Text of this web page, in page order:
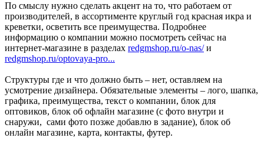
По смыслу нужно сделать акцент на то, что работаем от
производителей, в ассортименте круглый год красная икра и
креветки, осветить все преимущества. Подробнее
информацию о компании можно посмотреть сейчас на
интернет-магазине в разделах redgmshop.ru/o-nas/и
redgmshop.ru/optovaya-pro...
Структуры где и что должно быть – нет, оставляем на
усмотрение дизайнера. Обязательные элементы – лого, шапка,
графика, преимущества, текст о компании, блок для
оптовиков, блок об офлайн магазине (с фото внутри и
снаружи, сами фото позже добавлю в задание), блок об
онлайн магазине, карта, контакты, футер.